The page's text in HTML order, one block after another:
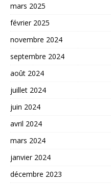
mars 2025
février 2025
novembre 2024
septembre 2024
août 2024
juillet 2024
juin 2024
avril 2024
mars 2024
janvier 2024
décembre 2023